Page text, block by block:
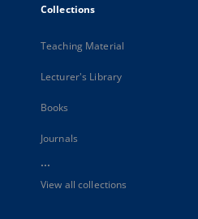
Collections
Teaching Material
Lecturer's Library
Books
Journals
...
View all collections